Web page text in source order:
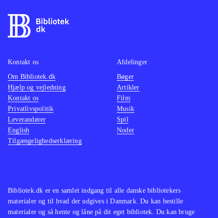
rul. Spillets styring fungerer fint.
Rammen med det klassiske røde
mellem lyd og grafik understøtter den
eventyrlige, lidt mystiske og til tider
mørke stemning der hersker. En
meget livagtig fortællerstemme på
dansk bringer den gode historie frem,
og fører tankerne hen på Tim Burtons
universer.
af lidt ældre dato efterhånden.
Det er et stemningsskabende spil som
Bibliotek.dk er en samlet indgang til alle danske bibliotekers
materialer og til hvad der udgives i Danmark. Du kan bestille
materialer og så hente og låne på dit eget bibliotek. Du kan bruge
Kontakt os
Om Bibliotek.dk
Hjælp og vejledning
Kontakt os
Privatlivspolitik
Leverandører
English
Tilgængelighedserklæring
Afdelinger
Bøger
Artikler
Film
Musik
Spil
Noder